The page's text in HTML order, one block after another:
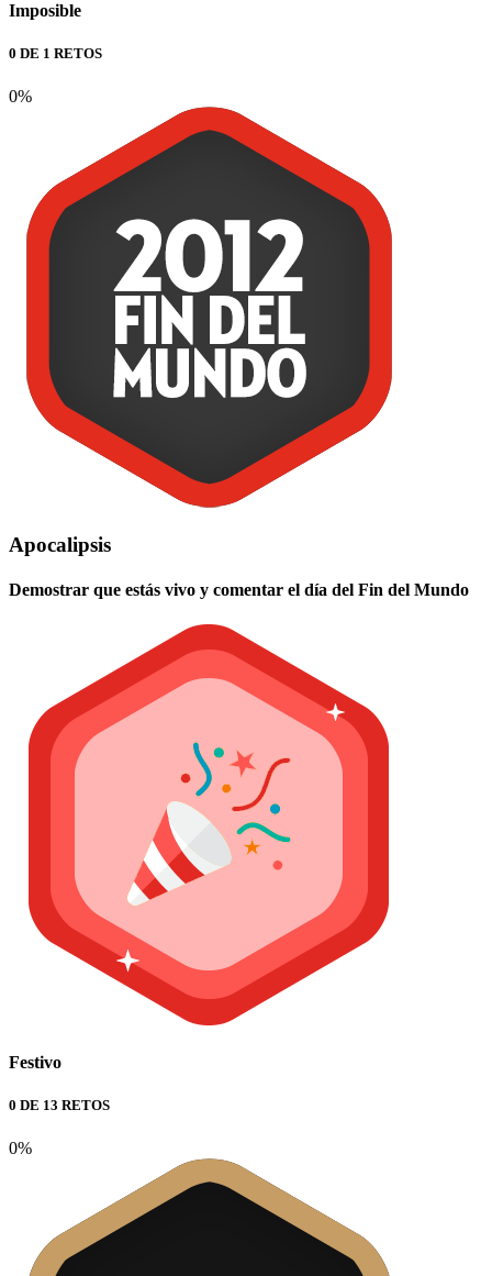
Imposible
0 DE 1 RETOS
0%
Apocalipsis
Demostrar que estás vivo y comentar el día del Fin del Mundo
Festivo
0 DE 13 RETOS
0%